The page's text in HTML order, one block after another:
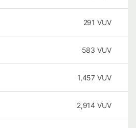
291 VUV
583 VUV
1,457 VUV
2,914 VUV